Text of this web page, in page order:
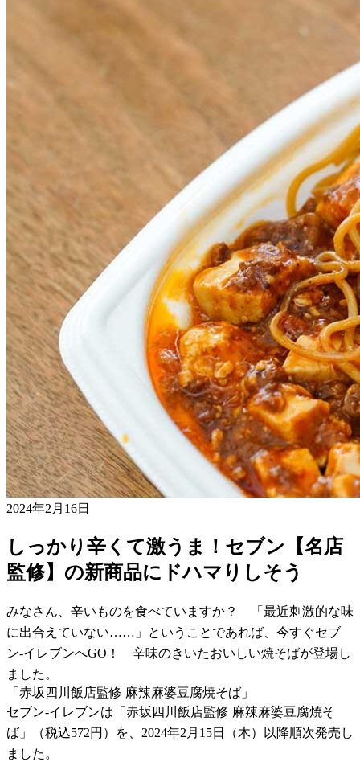
2024年2月16日
しっかり辛くて激うま！セブン【名店
監修】の新商品にドハマりしそう
みなさん、辛いものを食べていますか？ 「最近刺激的な味
に出合えていない……」ということであれば、今すぐセブ
ン-イレブンへGO！ 辛味のきいたおいしい焼そばが登場し
ました。
「赤坂四川飯店監修 麻辣麻婆豆腐焼そば」
セブン-イレブンは「赤坂四川飯店監修 麻辣麻婆豆腐焼そ
ば」（税込572円）を、2024年2月15日（木）以降順次発売し
ました。